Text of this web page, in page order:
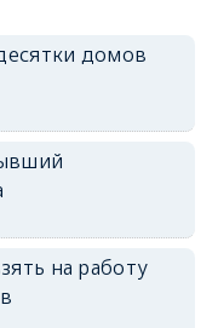
домов
на работу